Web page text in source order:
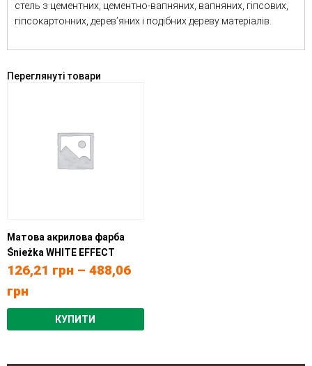
стель з цементних, цементно-вапняних, вапняних, гіпсових,
гіпсокартонних, дерев’яних і подібних дереву матеріалів.
Переглянуті товари
Матова акрилова фарба
Śnieżka WHITE EFFECT
126,21 грн – 488,06
грн
КУПИТИ